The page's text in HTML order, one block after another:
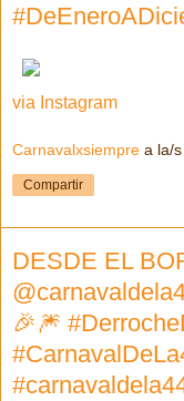
via Instagram
Carnavalxsiempre a la/s
Compartir
DESDE EL
🎉🎆